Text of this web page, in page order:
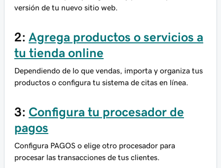
versión de tu nuevo sitio web.
2: Agrega productos o servicios a
tu tienda online
Dependiendo de lo que vendas, importa y organiza tus
productos o configura tu sistema de citas en línea.
3: Configura tu procesador de
pagos
Configura PAGOS o elige otro procesador para
procesar las transacciones de tus clientes.